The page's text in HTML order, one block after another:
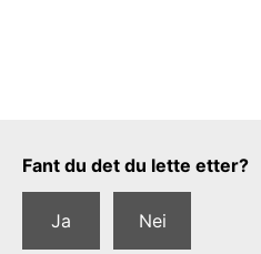
Tilbakemeldingsskjema
Fant du det du lette etter?
Ja Nei